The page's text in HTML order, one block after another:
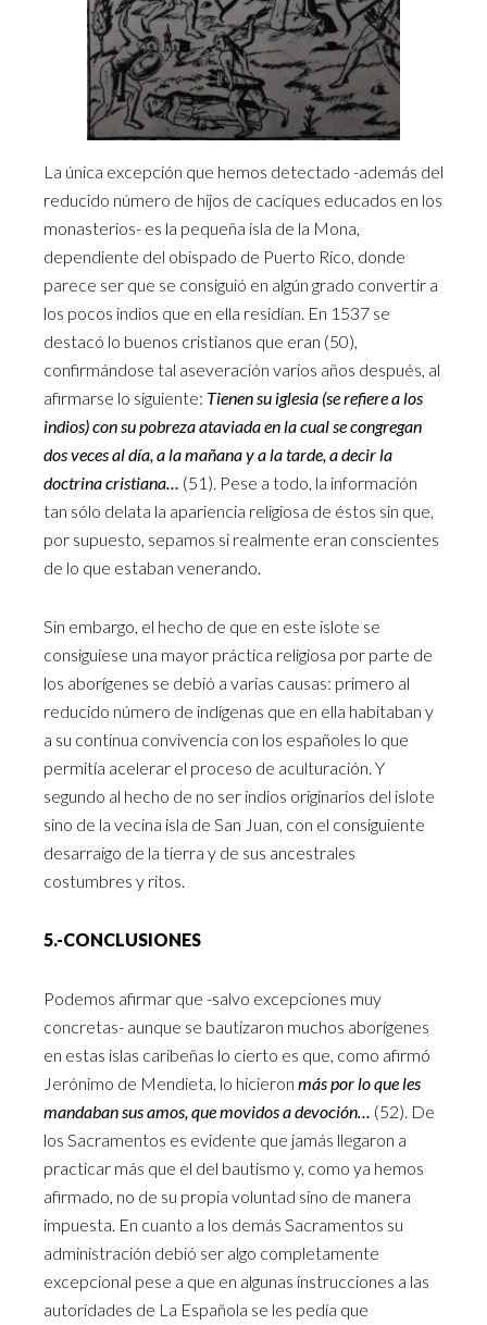
La única excepción que hemos detectado -además del
reducido número de hijos de caciques educados en los
monasterios- es la pequeña isla de la Mona,
dependiente del obispado de Puerto Rico, donde
parece ser que se consiguió en algún grado convertir a
los pocos indios que en ella residían. En 1537 se
destacó lo buenos cristianos que eran (50),
confirmándose tal aseveración varios años después, al
afirmarse lo siguiente: Tienen su iglesia (se refiere a los
indios) con su pobreza ataviada en la cual se congregan
dos veces al día, a la mañana y a la tarde, a decir la
doctrina cristiana… (51). Pese a todo, la información
tan sólo delata la apariencia religiosa de éstos sin que,
por supuesto, sepamos si realmente eran conscientes
de lo que estaban venerando.
Sin embargo, el hecho de que en este islote se
consiguiese una mayor práctica religiosa por parte de
los aborígenes se debió a varias causas: primero al
reducido número de indígenas que en ella habitaban y
a su continua convivencia con los españoles lo que
permitía acelerar el proceso de aculturación. Y
segundo al hecho de no ser indios originarios del islote
sino de la vecina isla de San Juan, con el consiguiente
desarraigo de la tierra y de sus ancestrales
costumbres y ritos.
5.-CONCLUSIONES
Podemos afirmar que -salvo excepciones muy
concretas- aunque se bautizaron muchos aborígenes
en estas islas caribeñas lo cierto es que, como afirmó
Jerónimo de Mendieta, lo hicieron más por lo que les
mandaban sus amos, que movidos a devoción… (52). De
los Sacramentos es evidente que jamás llegaron a
practicar más que el del bautismo y, como ya hemos
afirmado, no de su propia voluntad sino de manera
impuesta. En cuanto a los demás Sacramentos su
administración debió ser algo completamente
excepcional pese a que en algunas instrucciones a las
autoridades de La Española se les pedía que